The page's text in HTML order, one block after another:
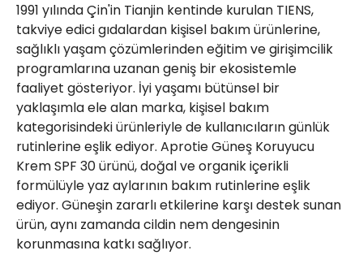
1991 yılında Çin'in Tianjin kentinde kurulan TIENS,
takviye edici gıdalardan kişisel bakım ürünlerine,
sağlıklı yaşam çözümlerinden eğitim ve girişimcilik
programlarına uzanan geniş bir ekosistemle
faaliyet gösteriyor. İyi yaşamı bütünsel bir
yaklaşımla ele alan marka, kişisel bakım
kategorisindeki ürünleriyle de kullanıcıların günlük
rutinlerine eşlik ediyor. Aprotie Güneş Koruyucu
Krem SPF 30 ürünü, doğal ve organik içerikli
formülüyle yaz aylarının bakım rutinlerine eşlik
ediyor. Güneşin zararlı etkilerine karşı destek sunan
ürün, aynı zamanda cildin nem dengesinin
korunmasına katkı sağlıyor.